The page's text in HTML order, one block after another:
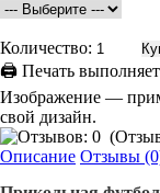
Количество:
🖨 Печать
Изображение —
свой дизайн.
(
Описание Отзывы